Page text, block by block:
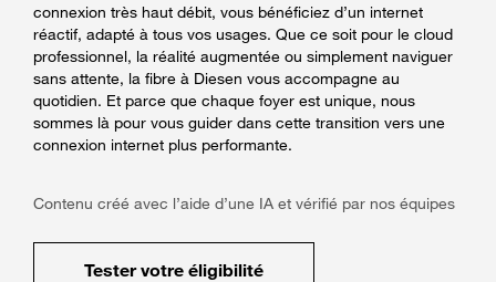
connexion très haut débit, vous bénéficiez d’un internet
réactif, adapté à tous vos usages. Que ce soit pour le cloud
professionnel, la réalité augmentée ou simplement naviguer
sans attente, la fibre à Diesen vous accompagne au
quotidien. Et parce que chaque foyer est unique, nous
sommes là pour vous guider dans cette transition vers une
connexion internet plus performante.
Contenu créé avec l’aide d’une IA et vérifié par nos équipes
Tester votre éligibilité